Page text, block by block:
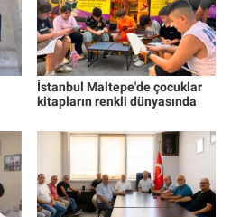
İstanbul Maltepe'de çocuklar
kitapların renkli dünyasında